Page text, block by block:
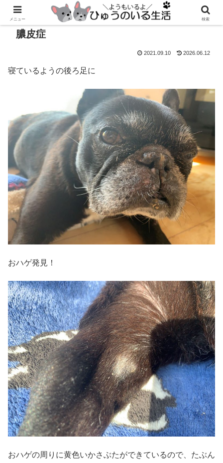
膿皮症
2021.09.10 2026.06.12
寝ているようの後ろ足に
おハゲ発見！
おハゲの周りに黄色いかさぶたができているので、たぶん
メニュー 検索